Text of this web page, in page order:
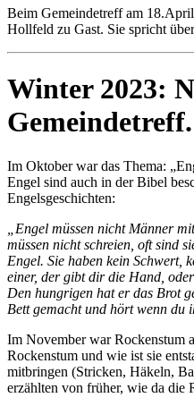
Beim Gemeindetreff am
Hollfeld zu Gast. Sie spricht
Winter 2023:
Gemeindetreff.
Im Oktober war das Thema:
Engel sind auch in der Bibel
Engelsgeschichten:
„Engel müssen nicht Männer
müssen nicht schreien, oft sind
Engel. Sie haben kein Schwert,
einer, der gibt dir die Hand,
Den hungrigen hat er das Brot
Bett gemacht und hört wenn du
Im November war Rockenstum
Rockenstum und wie ist sie
mitbringen (Stricken, Häkeln,
erzählten von früher, wie da die